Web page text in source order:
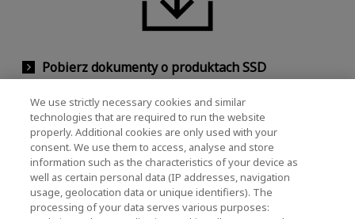
Pobierz dokumenty o produktach SSD
Możesz pobrać informacje o wcześniejszych
produktach, białe księgi, karty danych itp.
We use strictly necessary cookies and similar
technologies that are required to run the website
properly. Additional cookies are only used with your
consent. We use them to access, analyse and store
information such as the characteristics of your device as
well as certain personal data (IP addresses, navigation
usage, geolocation data or unique identifiers). The
processing of your data serves various purposes: